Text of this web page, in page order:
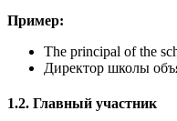
Пример:
The principal of the
Директор школы
1.2. Главный участник